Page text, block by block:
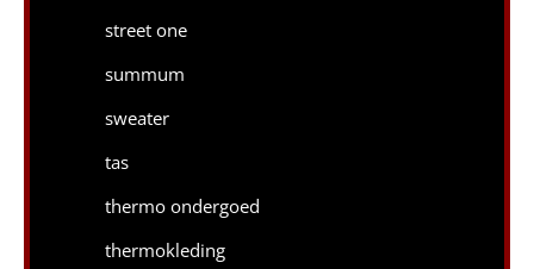
street one
summum
sweater
tas
thermo ondergoed
thermokleding